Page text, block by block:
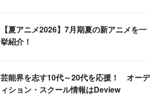
【夏アニメ2026】7月期夏の新アニメを一
挙紹介！
芸能界を志す10代～20代を応援！ オーデ
ィション・スクール情報はDeview